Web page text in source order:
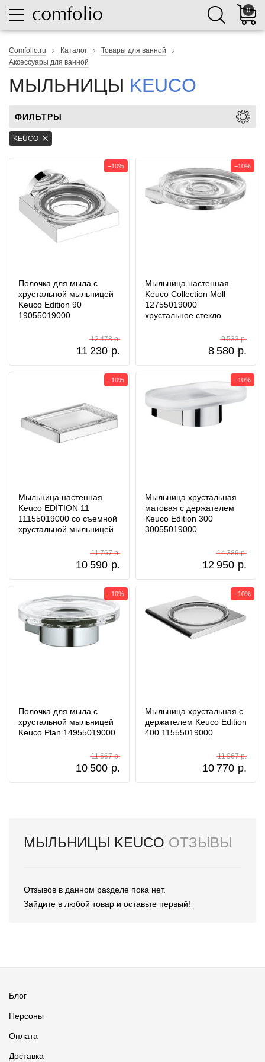
0
Comfolio.ru Каталог
Товары для ванной
Аксессуары для ванной
МЫЛЬНИЦЫ KEUCO
ФИЛЬТРЫ
KEUCO
Полочка для мыла с
хрустальной мыльницей
Keuco Edition 90
19055019000
11 230 р.
12 478 р.
−10%
Мыльница настенная
Keuco Collection Moll
12755019000
хрустальное стекло
8 580 р.
9 533 р.
−10%
Мыльница настенная
Keuco EDITION 11
11155019000 со съемной
хрустальной мыльницей
10 590 р.
11 767 р.
−10%
Мыльница хрустальная
матовая с держателем
Keuco Edition 300
30055019000
12 950 р.
14 389 р.
−10%
Полочка для мыла с
хрустальной мыльницей
Keuco Plan 14955019000
10 500 р.
11 667 р.
−10%
Мыльница хрустальная с
держателем Keuco Edition
400 11555019000
10 770 р.
11 967 р.
−10%
МЫЛЬНИЦЫ KEUCO ОТЗЫВЫ
Отзывов в данном разделе пока нет.
Зайдите в любой товар и оставьте первый!
Блог
Персоны
Оплата
Доставка